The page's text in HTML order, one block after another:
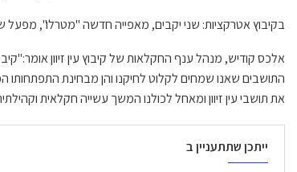
בקיבוץאטרקציות: שנייקבים, מאפייה חדשה "מטרלו", מפעל
אלכס קודיש, מנהלענף החקלאותשל קיבוץ עין זיווןאומר:"
התושבים שאנו שמחים לקלוט לחיקנווהן מבחינת התפתחותו
את תושבי עין זיווןומאחל לכולנו המשך עשייה חקלאית
ייתכן שתתעניין ב